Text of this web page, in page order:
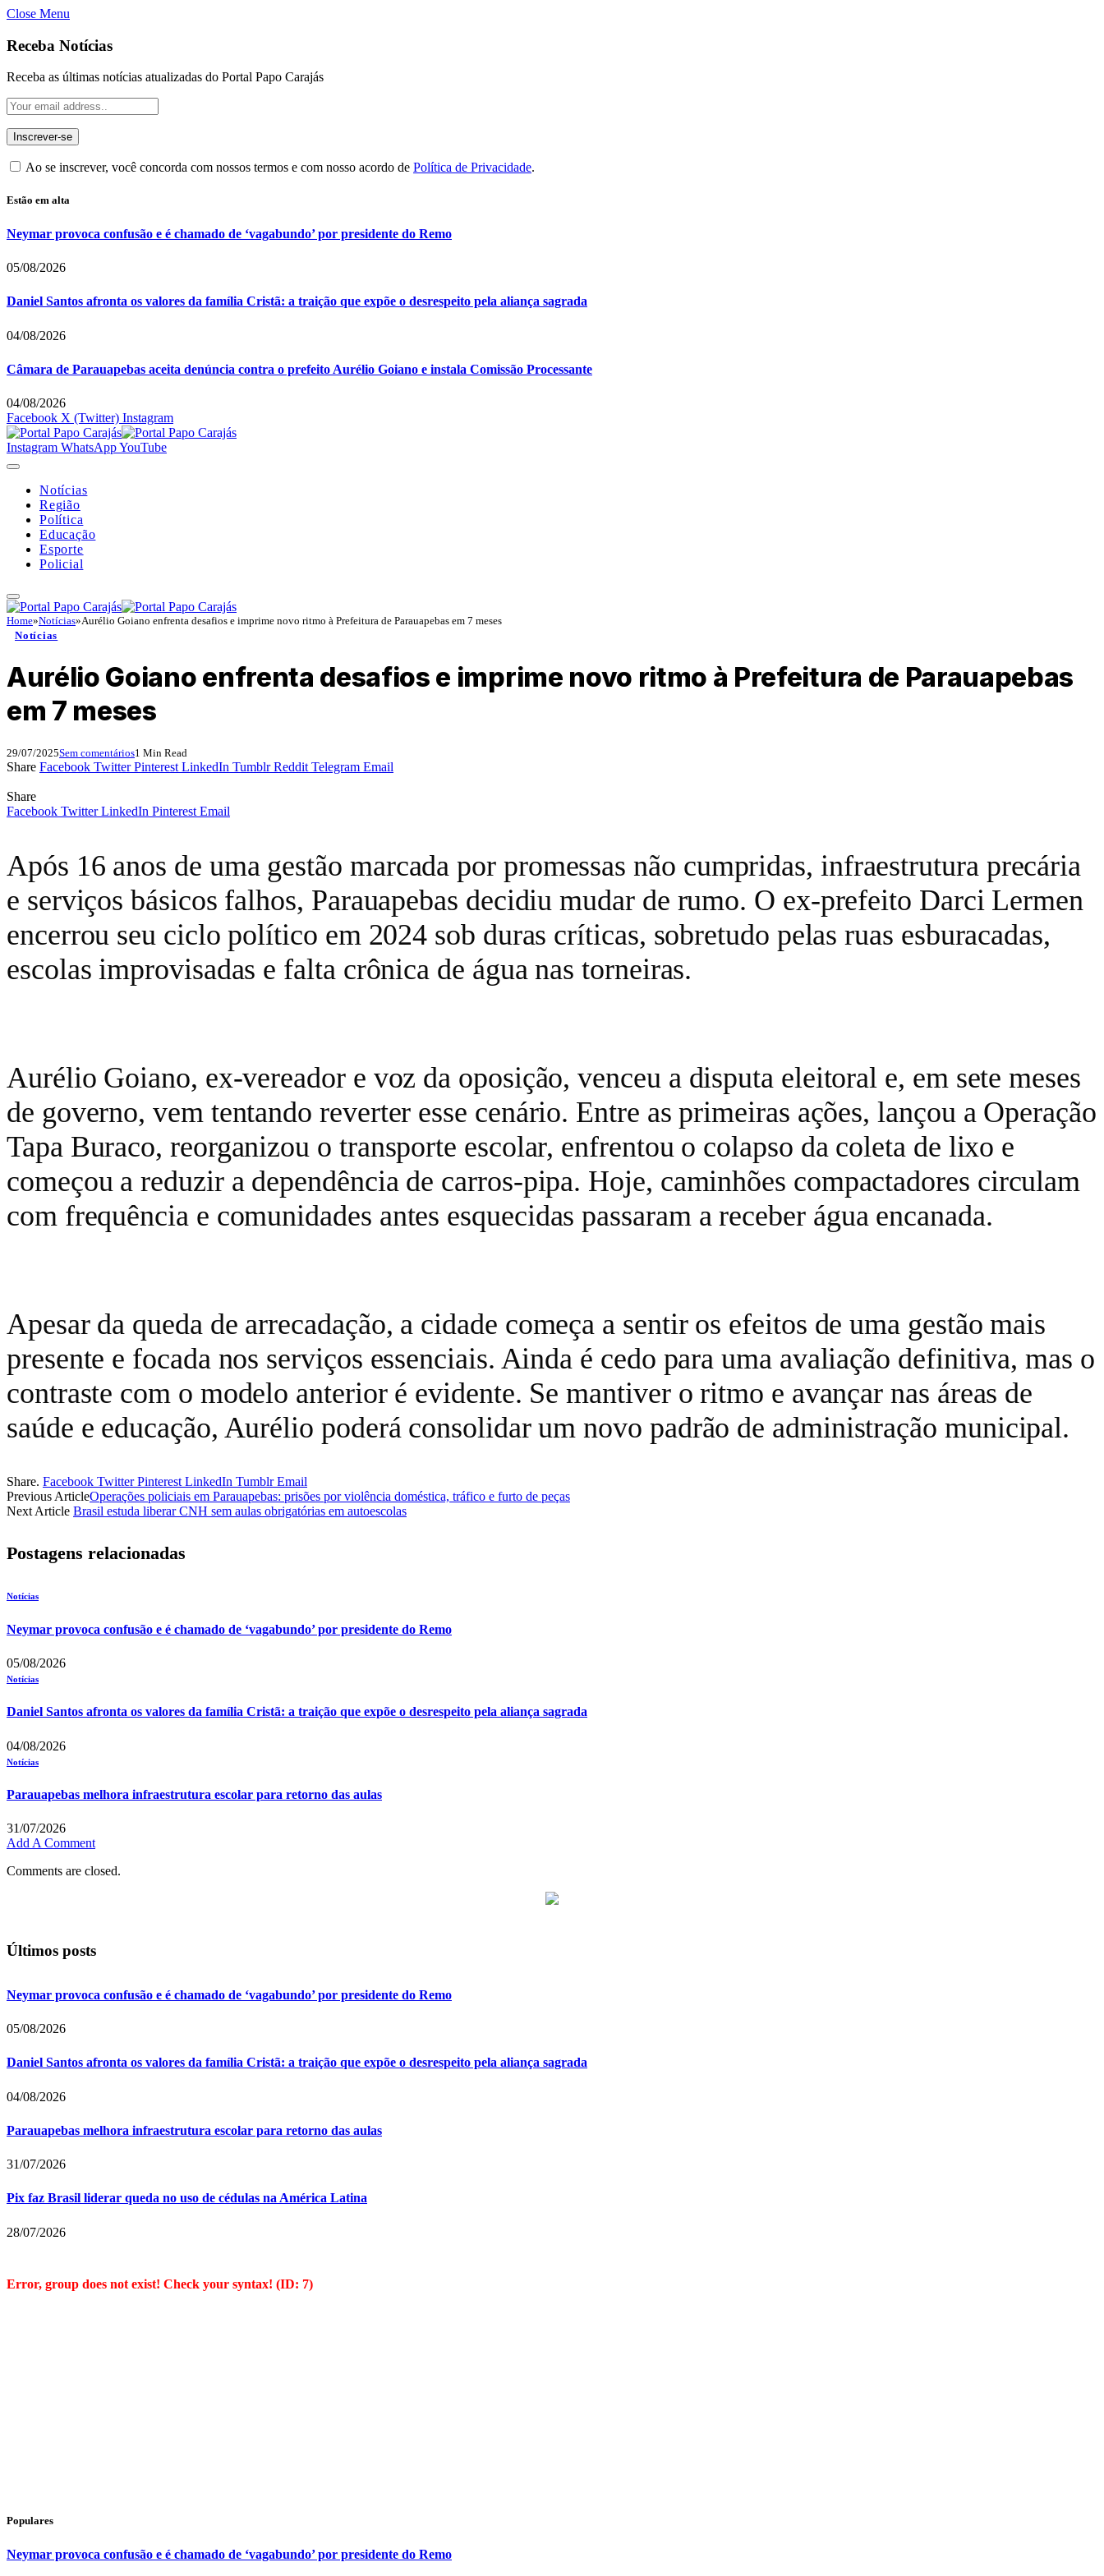
Close Menu
Receba Notícias
Receba as últimas notícias atualizadas do Portal Papo Carajás
Ao se inscrever, você concorda com nossos termos e com nosso acordo de Política de Privacidade.
Estão em alta
Neymar provoca confusão e é chamado de ‘vagabundo’ por presidente do Remo
05/08/2026
Daniel Santos afronta os valores da família Cristã: a traição que expõe o desrespeito pela aliança sagrada
04/08/2026
Câmara de Parauapebas aceita denúncia contra o prefeito Aurélio Goiano e instala Comissão Processante
04/08/2026
Facebook X (Twitter) Instagram
Instagram WhatsAppYouTube
Notícias
Região
Política
Educação
Esporte
Policial
Home»Notícias»Aurélio Goiano enfrenta desafios e imprime novo ritmo à Prefeitura de Parauapebas em 7 meses
Notícias
Aurélio Goiano enfrenta desafios e imprime novo ritmo à Prefeitura de Parauapebas
em 7 meses
29/07/2025Sem comentários1 Min Read
Share Facebook Twitter Pinterest LinkedIn Tumblr Reddit Telegram Email
Share
Facebook Twitter LinkedIn Pinterest Email
Após 16 anos de uma gestão marcada por promessas não cumpridas, infraestrutura precária
e serviços básicos falhos, Parauapebas decidiu mudar de rumo. O ex-prefeito Darci Lermen
encerrou seu ciclo político em 2024 sob duras críticas, sobretudo pelas ruas esburacadas,
escolas improvisadas e falta crônica de água nas torneiras.
Aurélio Goiano, ex-vereador e voz da oposição, venceu a disputa eleitoral e, em sete meses
de governo, vem tentando reverter esse cenário. Entre as primeiras ações, lançou a Operação
Tapa Buraco, reorganizou o transporte escolar, enfrentou o colapso da coleta de lixo e
começou a reduzir a dependência de carros-pipa. Hoje, caminhões compactadores circulam
com frequência e comunidades antes esquecidas passaram a receber água encanada.
Apesar da queda de arrecadação, a cidade começa a sentir os efeitos de uma gestão mais
presente e focada nos serviços essenciais. Ainda é cedo para uma avaliação definitiva, mas o
contraste com o modelo anterior é evidente. Se mantiver o ritmo e avançar nas áreas de
saúde e educação, Aurélio poderá consolidar um novo padrão de administração municipal.
Share. Facebook Twitter Pinterest LinkedIn Tumblr Email
Previous ArticleOperações policiais em Parauapebas: prisões por violência doméstica, tráfico e furto de peças
Next Article Brasil estuda liberar CNH sem aulas obrigatórias em autoescolas
Postagens relacionadas
Notícias
Neymar provoca confusão e é chamado de ‘vagabundo’ por presidente do Remo
05/08/2026
Notícias
Daniel Santos afronta os valores da família Cristã: a traição que expõe o desrespeito pela aliança sagrada
04/08/2026
Notícias
Parauapebas melhora infraestrutura escolar para retorno das aulas
31/07/2026
Add A Comment
Comments are closed.
Últimos posts
Neymar provoca confusão e é chamado de ‘vagabundo’ por presidente do Remo
05/08/2026
Daniel Santos afronta os valores da família Cristã: a traição que expõe o desrespeito pela aliança sagrada
04/08/2026
Parauapebas melhora infraestrutura escolar para retorno das aulas
31/07/2026
Pix faz Brasil liderar queda no uso de cédulas na América Latina
28/07/2026
Error, group does not exist! Check your syntax! (ID: 7)
Populares
Neymar provoca confusão e é chamado de ‘vagabundo’ por presidente do Remo